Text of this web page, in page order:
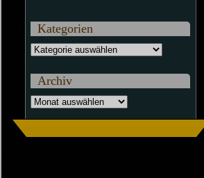
Kategorien
Kategorien
Archiv
Archiv